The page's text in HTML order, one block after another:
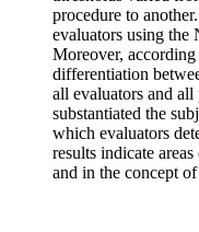
procedure to
evaluators using the
Moreover,
differentiation
all evaluators and all
substantiated the
which evaluators
results indicate
and in the concept